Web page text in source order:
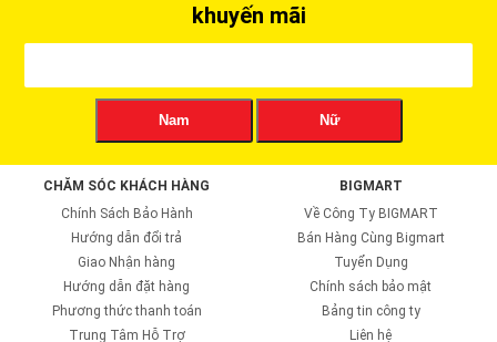
khuyến mãi
Nam Nữ
CHĂM SÓC KHÁCH HÀNG
Chính Sách Bảo Hành
Hướng dẫn đổi trả
Giao Nhận hàng
Hướng dẫn đặt hàng
Phương thức thanh toán
Trung Tâm Hỗ Trợ
BIGMART
Về Công Ty BIGMART
Bán Hàng Cùng Bigmart
Tuyển Dụng
Chính sách bảo mật
Bảng tin công ty
Liên hệ